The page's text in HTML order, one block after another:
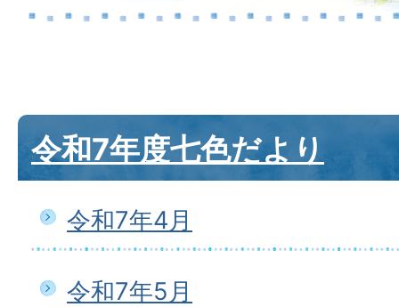
令和7年度七色だより
令和7年4月
令和7年5月